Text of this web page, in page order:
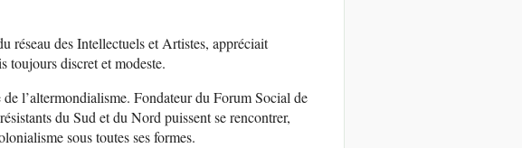
réseau des Intellectuels et Artistes, appréciait
toujours discret et modeste.
l’altermondialisme. Fondateur du Forum Social de
du Sud et du Nord puissent se rencontrer,
sous toutes ses formes.